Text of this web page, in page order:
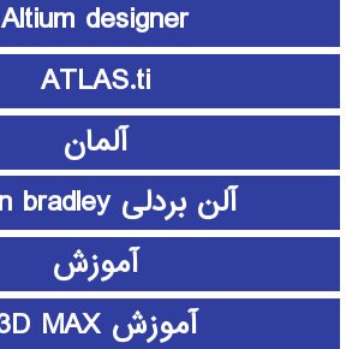
Altium designer
ATLAS.ti
آلمان
آلن بردلی Allen bradley
آموزش
آموزش 3D MAX